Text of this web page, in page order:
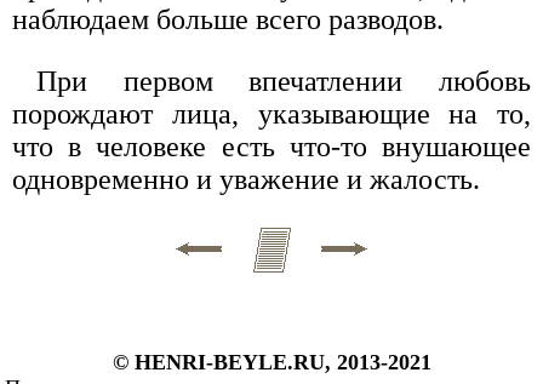
наблюдаем больше всего разводов.
При первом впечатлении любовь
порождают лица, указывающие на то,
что в человеке есть что-то внушающее
одновременно и уважение и жалость.
© HENRI-BEYLE.RU, 2013-2021